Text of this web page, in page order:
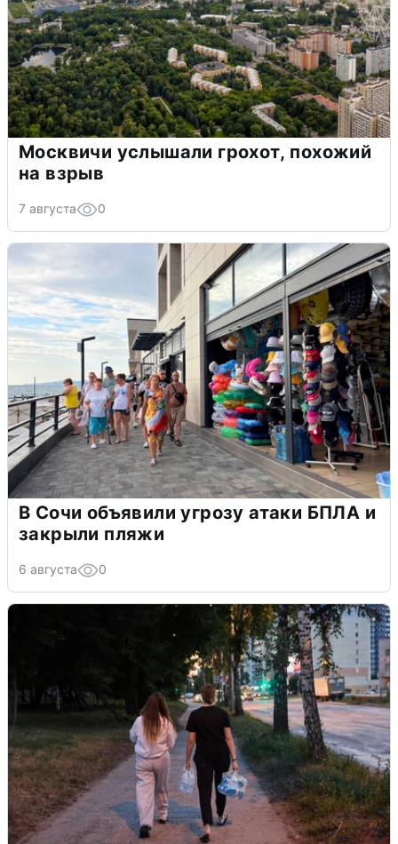
Москвичи услышали грохот, похожий
на взрыв
7 августа 0
В Сочи объявили угрозу атаки БПЛА и
закрыли пляжи
6 августа 0